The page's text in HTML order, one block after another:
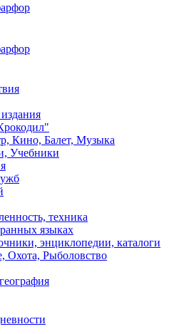
Кино, Балет, Музыка
Учебники
техника
языках
энциклопедии, каталоги
Охота, Рыболовство